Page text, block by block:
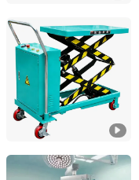
Hefei Lemo
Anhui, China